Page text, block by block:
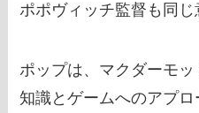
ポポヴィッチ監督も同じ
ポップは、マクダーモ
知識とゲームへのアプ